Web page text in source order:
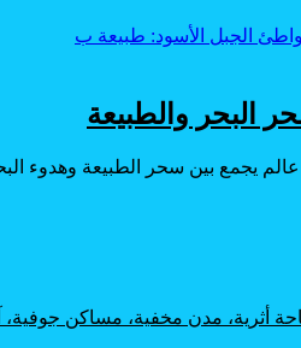
البحر والطبيعة
يجمع بين سحر الطبيعة وهدوء
أثرية، مدن مخفية، مساكن